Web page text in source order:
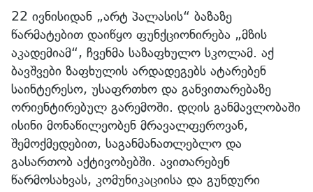
22 ივნისიდან „არტ პალასის“ ბაზაზე
წარმატებით დაიწყო ფუნქციონირება „მზის
აკადემიამ“, ჩვენმა საზაფხულო სკოლამ. აქ
ბავშვები ზაფხულის არდადეგებს ატარებენ
საინტერესო, უსაფრთხო და განვითარებაზე
ორიენტირებულ გარემოში. დღის განმავლობაში
ისინი მონაწილეობენ მრავალფეროვან,
შემოქმედებით, საგანმანათლებლო და
გასართობ აქტივობებში. ავითარებენ
წარმოსახვას, კომუნიკაციისა და გუნდური